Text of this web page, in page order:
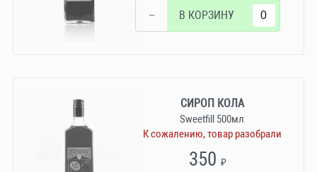
− В КОРЗИНУ
СИРОП КОЛА
Sweetfill 500мл
К сожалению, товар разобрали
350₽